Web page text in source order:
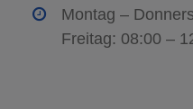
Montag –
Freitag: 08:00 –